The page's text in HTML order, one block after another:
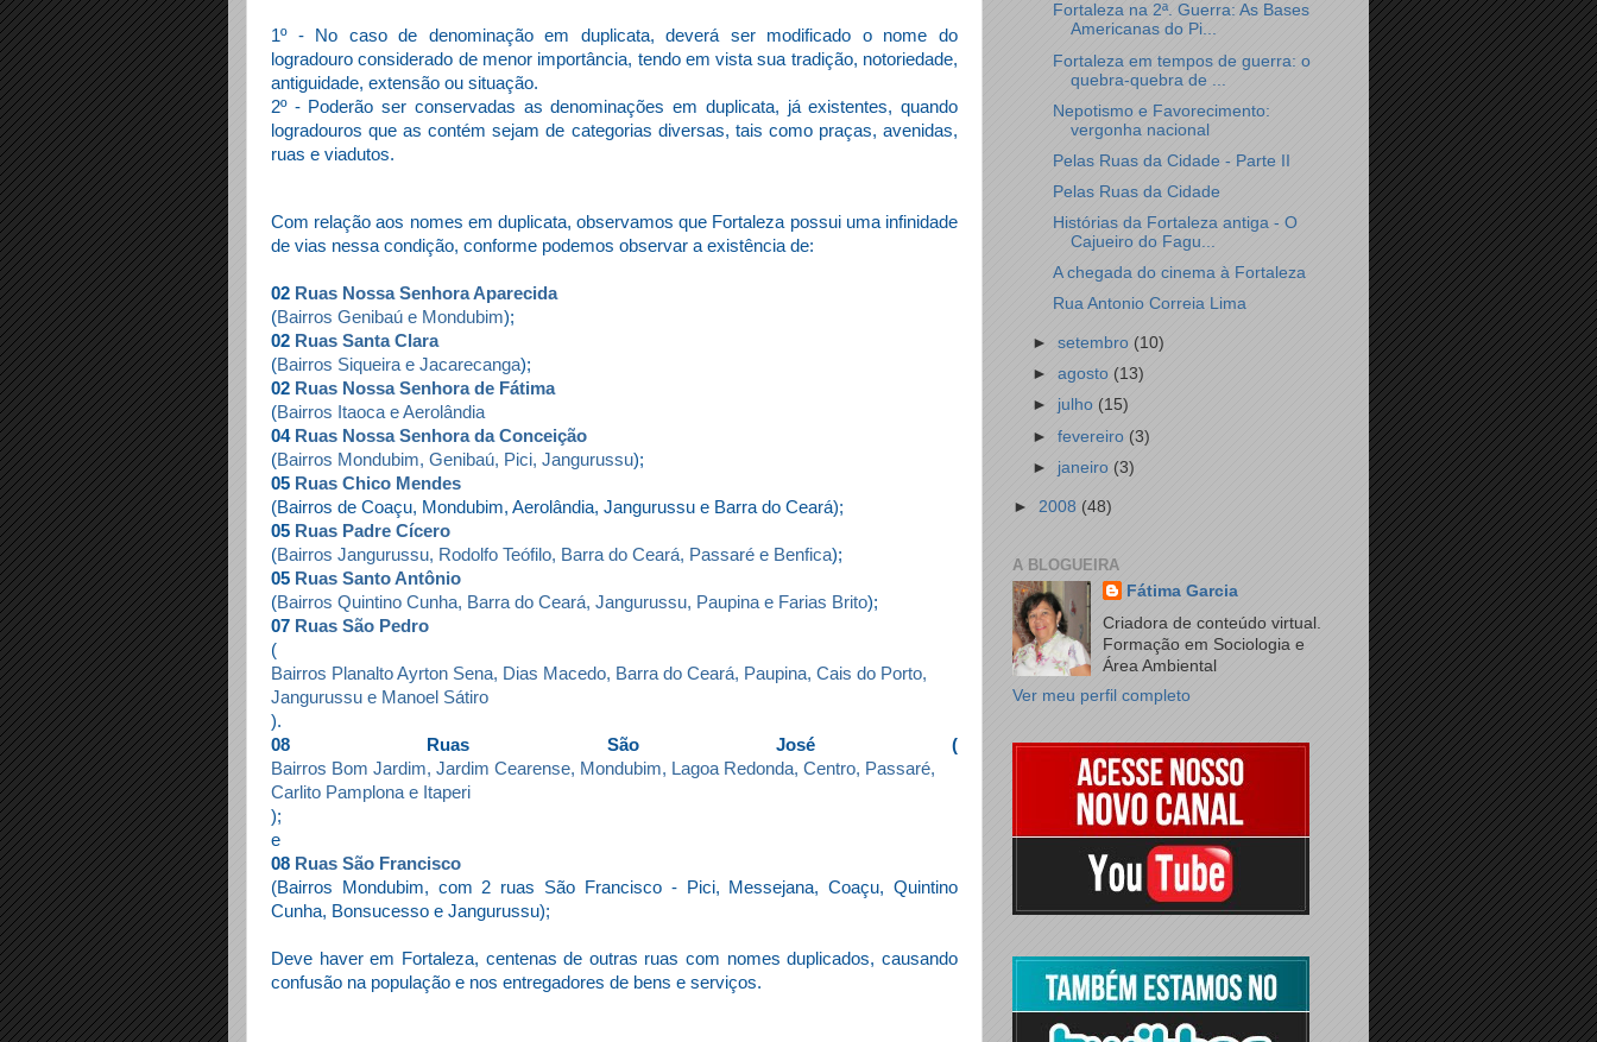
1º - No caso de denominação em duplicata, deverá ser modificado o nome do
logradouro considerado de menor importância, tendo em vista sua tradição, notoriedade,
antiguidade, extensão ou situação.
2º - Poderão ser conservadas as denominações em duplicata, já existentes, quando
logradouros que as contém sejam de categorias diversas, tais como praças, avenidas,
ruas e viadutos.
Com relação aos nomes em duplicata, observamos que Fortaleza possui uma infinidade
de vias nessa condição, conforme podemos observar a existência de:
02 Ruas Nossa Senhora Aparecida
(Bairros Genibaú e Mondubim);
02 Ruas Santa Clara
(Bairros Siqueira e Jacarecanga);
02 Ruas Nossa Senhora de Fátima
(Bairros Itaoca e Aerolândia
04 Ruas Nossa Senhora da Conceição
(Bairros Mondubim, Genibaú, Pici, Jangurussu);
05 Ruas Chico Mendes
(Bairros de Coaçu, Mondubim, Aerolândia, Jangurussu e Barra do Ceará);
05 Ruas Padre Cícero
(Bairros Jangurussu, Rodolfo Teófilo, Barra do Ceará, Passaré e Benfica);
05 Ruas Santo Antônio
(Bairros Quintino Cunha, Barra do Ceará, Jangurussu, Paupina e Farias Brito);
07 Ruas São Pedro
(
Bairros Planalto Ayrton Sena, Dias Macedo, Barra do Ceará, Paupina, Cais do Porto,
Jangurussu e Manoel Sátiro
).
08 Ruas São José (
Bairros Bom Jardim, Jardim Cearense, Mondubim, Lagoa Redonda, Centro, Passaré,
Carlito Pamplona e Itaperi
);
e
08 Ruas São Francisco
(Bairros Mondubim, com 2 ruas São Francisco - Pici, Messejana, Coaçu, Quintino
Cunha, Bonsucesso e Jangurussu);
Deve haver em Fortaleza, centenas de outras ruas com nomes duplicados, causando
confusão na população e nos entregadores de bens e serviços.
Fortaleza na 2ª. Guerra: As Bases
Americanas do Pi...
Fortaleza em tempos de guerra: o
quebra-quebra de ...
Nepotismo e Favorecimento:
vergonha nacional
Pelas Ruas da Cidade - Parte II
Pelas Ruas da Cidade
Histórias da Fortaleza antiga - O
Cajueiro do Fagu...
A chegada do cinema à Fortaleza
Rua Antonio Correia Lima
►setembro(10)
►agosto (13)
► julho (15)
►fevereiro (3)
► janeiro(3)
► 2008 (48)
A BLOGUEIRA
Fátima Garcia
Criadora de conteúdo virtual.
Formação em Sociologia e
Área Ambiental
Ver meu perfil completo